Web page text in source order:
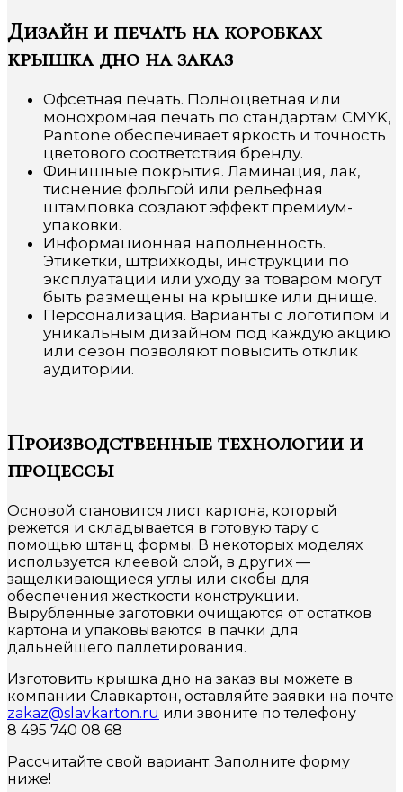
Дизайн и печать на коробках
крышка дно на заказ
Офсетная печать. Полноцветная или
монохромная печать по стандартам CMYK,
Pantone обеспечивает яркость и точность
цветового соответствия бренду.
Финишные покрытия. Ламинация, лак,
тиснение фольгой или рельефная
штамповка создают эффект премиум-
упаковки.
Информационная наполненность.
Этикетки, штрихкоды, инструкции по
эксплуатации или уходу за товаром могут
быть размещены на крышке или днище.
Персонализация. Варианты с логотипом и
уникальным дизайном под каждую акцию
или сезон позволяют повысить отклик
аудитории.
Производственные технологии и
процессы
Основой становится лист картона, который
режется и складывается в готовую тару с
помощью штанц формы. В некоторых моделях
используется клеевой слой, в других —
защелкивающиеся углы или скобы для
обеспечения жесткости конструкции.
Вырубленные заготовки очищаются от остатков
картона и упаковываются в пачки для
дальнейшего паллетирования.
Изготовить крышка дно на заказ вы можете в
компании Славкартон, оставляйте заявки на почте
zakaz@slavkarton.ru или звоните по телефону
8 495 740 08 68
Рассчитайте свой вариант. Заполните форму
ниже!